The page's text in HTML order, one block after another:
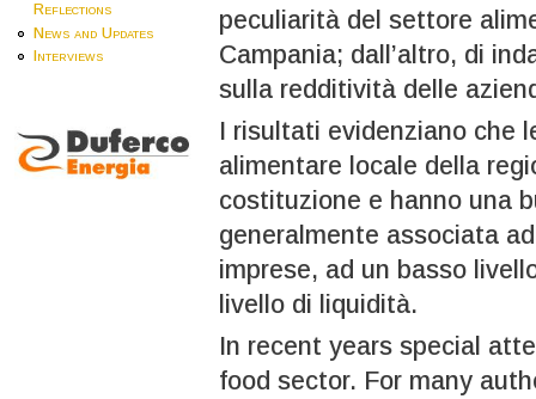
Reflections
News and Updates
Interviews
peculiarità del settore
Campania; dall’altro, di
sulla redditività delle
I risultati evidenziano che
alimentare locale della
costituzione e hanno una
generalmente associata
imprese, ad un basso
livello di liquidità.
In recent years special
food sector. For many